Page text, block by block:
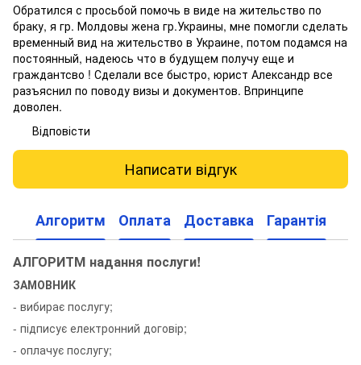
Обратился с просьбой помочь в виде на жительство по
браку, я гр. Молдовы жена гр.Украины, мне помогли сделать
временный вид на жительство в Украине, потом подамся на
постоянный, надеюсь что в будущем получу еще и
граждантсво ! Сделали все быстро, юрист Александр все
разъяснил по поводу визы и документов. Впринципе
доволен.
Відповісти
Написати відгук
Алгоритм Оплата Доставка Гарантія
АЛГОРИТМ надання послуги!
ЗАМОВНИК
- вибирає послугу;
- підписує електронний договір;
- оплачує послугу;